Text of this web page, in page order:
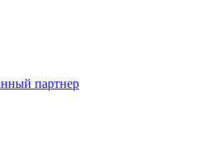
партнер